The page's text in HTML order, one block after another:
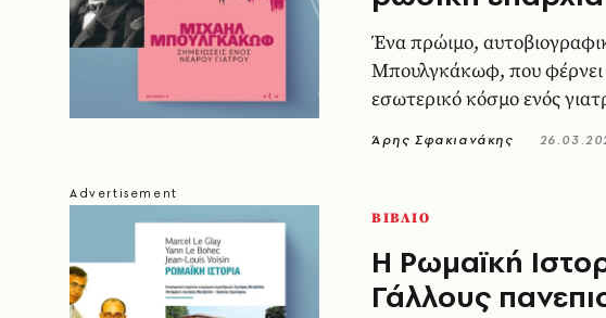
Ένα πρώιμο,
Μπουλγκάκωφ, που
εσωτερικό κόσμο ενός
του
Άρης Σφακιανάκης
ΒΙΒΛΙΟ
H Ρωμαϊκή
Γάλλους